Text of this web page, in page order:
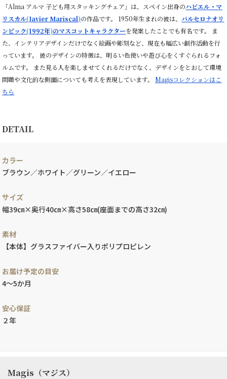
「Alma アルマ 子ども用スタッキングチェア」は、スペイン出身のハビエル・マ
リスカル(Javier Mariscal)の作品です。 1950年生まれの彼は、バルセロナオリ
ンピック(1992年)のマスコットキャラクターを発案したことでも有名です。 ま
た、インテリアデザインだけでなく絵画や彫刻など、現在も幅広い創作活動を行
っています。 彼のデザインの特徴は、明るい色使いや遊び心をくすぐられるフォ
ルムです。 また見る人を楽しませてくれるだけでなく、デザインをとおして環境
問題や文化的な側面についても考えを表現しています。Magisコレクションはこ
ちら
DETAIL
カラー
ブラウン／ホワイト／グリーン／イエロー
サイズ
幅39㎝×奥行40㎝×高さ58㎝(座面までの高さ32㎝)
素材
【本体】グラスファイバー入りポリプロピレン
お届け予定の目安
4～5か月
安心保証
２年
Magis（マジス）